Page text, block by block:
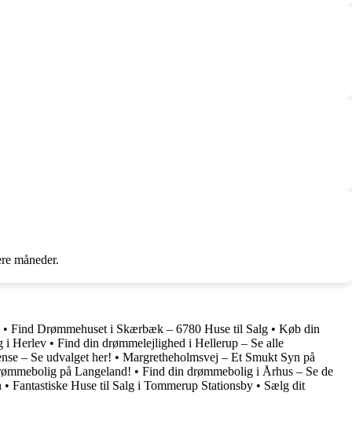
måneder.
• Find Drømmehuset i Skærbæk – 6780 Huse til Salg • Køb din
i Herlev • Find din drømmelejlighed i Hellerup – Se alle
– Se udvalget her! • Margretheholmsvej – Et Smukt Syn på
på Langeland! • Find din drømmebolig i Århus – Se de
• Fantastiske Huse til Salg i Tommerup Stationsby • Sælg dit